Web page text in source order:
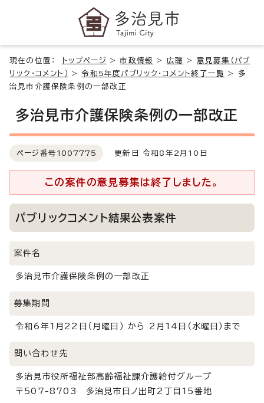
現在の位置： トップページ >市政情報 > 広聴 > 意見募集（パブ
リック・コメント）
>令和5年度パブリック・コメント終了一覧 > 多
治見市介護保険条例の一部改正
多治見市介護保険条例の一部改正
ページ番号 1007775 更新日 令和8年2月10日
この案件の意見募集は終了しました。
パブリックコメント結果公表案件
案件名
多治見市介護保険条例の一部改正
募集期間
令和6年1月22日（月曜日） から 2月14日（水曜日）まで
問い合わせ先
多治見市役所福祉部高齢福祉課介護給付グループ
〒507-8703 多治見市日ノ出町2丁目15番地